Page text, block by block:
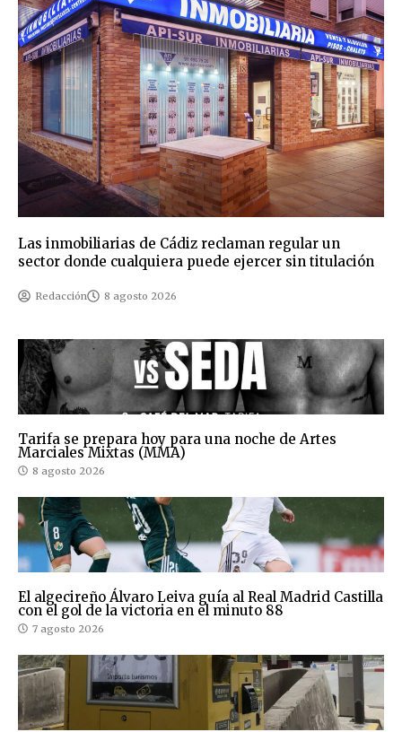
Las inmobiliarias de Cádiz reclaman regular un
sector donde cualquiera puede ejercer sin titulación
Redacción 8 agosto 2026
Tarifa se prepara hoy para una noche de Artes
Marciales Mixtas (MMA)
8 agosto 2026
El algecireño Álvaro Leiva guía al Real Madrid Castilla
con el gol de la victoria en el minuto 88
7 agosto 2026